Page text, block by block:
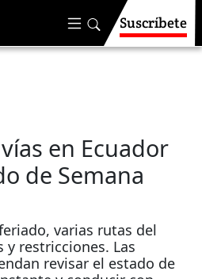
Suscríbete
en Ecuador
de Semana
varias rutas del
y restricciones. Las
revisar el estado de